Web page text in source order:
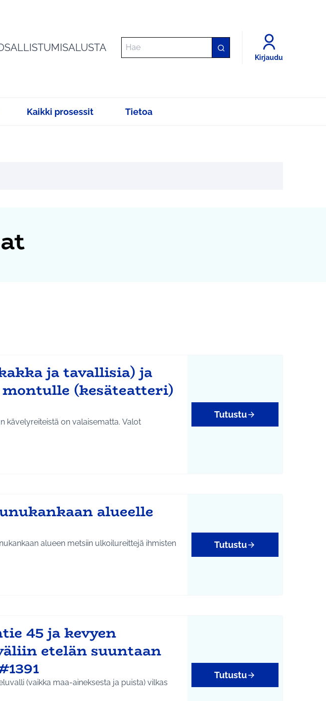
Kirjaudu
Kaikki prosessit Tietoa
ja tavallisia) ja
(kesäteatteri)
kävelyreiteistä on valaisematta. Valot
Tutustu
alueelle
alueen metsiin ulkoilureittejä ihmisten
ja harrastukset
Tutustu
45 ja kevyen
etelän suuntaan
(vaikka maa-aineksesta ja puista) vilkas
Tutustu